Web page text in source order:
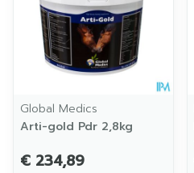
Global Medics
Arti-gold Pdr 2,8kg
€ 234,89